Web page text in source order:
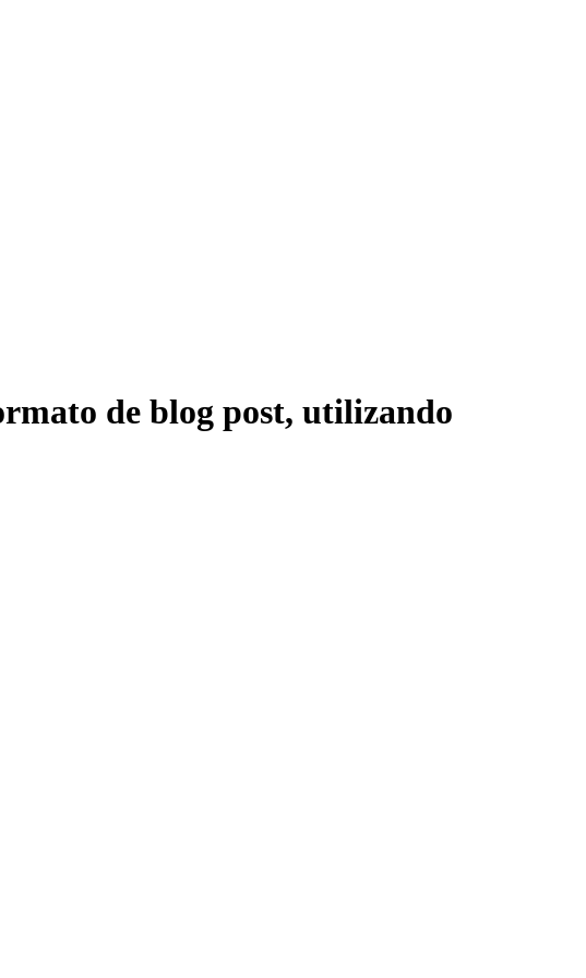
de blog post, utilizando